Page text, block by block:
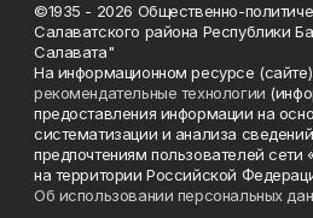
©1935 - 2026 Общественно-
Салаватского района Республики
Салавата"
На информационном ресурсе
рекомендательные технологии
предоставления информации на
систематизации и анализа
предпочтениям пользователей сети
на территории Российской
Об использовании персональных